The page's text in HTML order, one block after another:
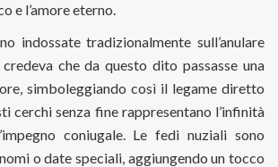
e l’amore eterno.
indossate tradizionalmente sull’anulare
che da questo dito passasse una
simboleggiando così il legame diretto
cerchi senza fine rappresentano l’infinità
coniugale. Le fedi nuziali sono
o date speciali, aggiungendo un tocco